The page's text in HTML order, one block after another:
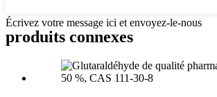
Écrivez votre message ici et envoyez-le-nous
produits connexes